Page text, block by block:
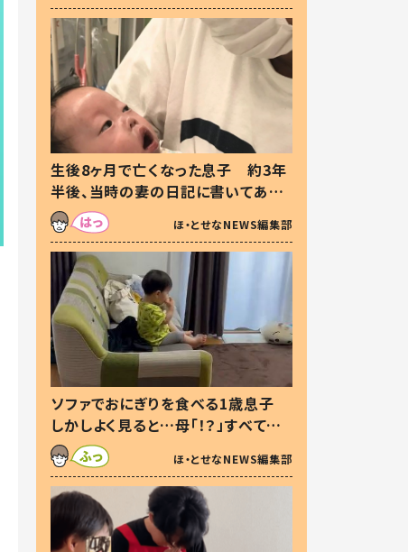
生後8ヶ月で亡くなった息子 約3年
半後、当時の妻の日記に書いてあっ
た本音とは
ほ・とせなNEWS編集部
ソファでおにぎりを食べる1歳息子
しかしよく見ると…母「！？」すべてを
察した母の投稿に「可愛いから許
す！」「現行犯〜」
ほ・とせなNEWS編集部